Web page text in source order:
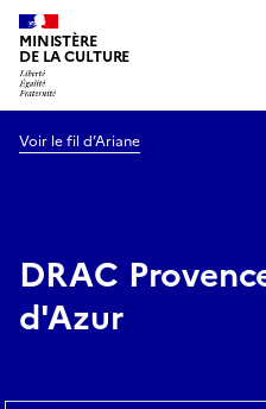
MINISTÈRE
DE LA CULTURE
Voir le fil d’Ariane
DRAC
d'Azur